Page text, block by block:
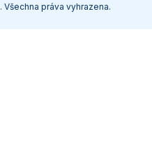
. Všechna práva vyhrazena.